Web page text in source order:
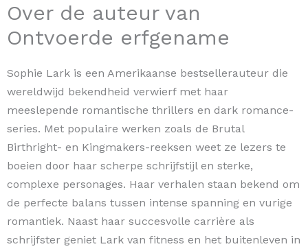
Over de auteur van
Ontvoerde erfgename
Sophie Lark is een Amerikaanse bestsellerauteur die
wereldwijd bekendheid verwierf met haar
meeslepende romantische thrillers en dark romance-
series. Met populaire werken zoals de Brutal
Birthright- en Kingmakers-reeksen weet ze lezers te
boeien door haar scherpe schrijfstijl en sterke,
complexe personages. Haar verhalen staan bekend om
de perfecte balans tussen intense spanning en vurige
romantiek. Naast haar succesvolle carrière als
schrijfster geniet Lark van fitness en het buitenleven in